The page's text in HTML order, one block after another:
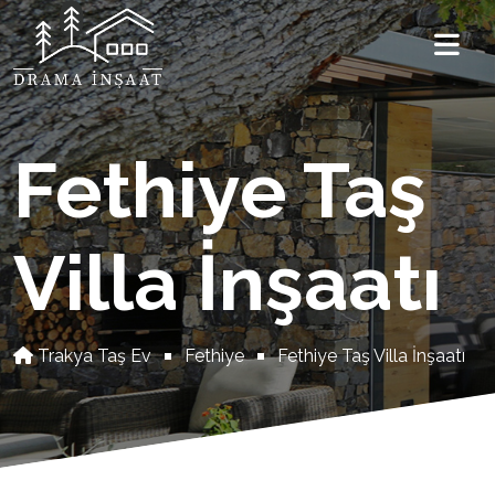
Fethiye Taş
Villa İnşaatı
Trakya Taş Ev Fethiye Fethiye Taş Villa İnşaatı